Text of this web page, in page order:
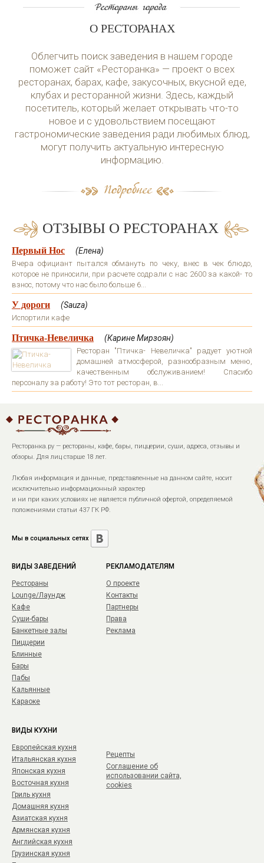
О РЕСТОРАНАХ
Облегчить поиск заведения в нашем городе
поможет сайт «Ресторанка» — проект о всех
ресторанах, барах, кафе, закусочных, вкусной еде,
клубах и ресторанной жизни. Здесь, каждый
посетитель, который желает открывать что-то
новое и с удовольствием посещают
гастрономические заведения ради любимых блюд,
могут получить актуальную интересную
информацию.
ОТЗЫВЫ О РЕСТОРАНАХ
Первый Нос (Елена)
Вчера официант пытался обмануть по чеку, внес в чек блюдо,
которое не приносили, при расчете содрали с нас 2600 за какой- то
взнос, потому что нас было больше 6...
У дороги (Sauza)
Испортили кафе
Птичка-Невеличка (Карине Мирзоян)
Ресторан "Птичка- Невеличка" радует уютной
домашней атмосферой, разнообразным меню,
качественным обслуживанием! Спасибо
персоналу за работу! Это тот ресторан, в...
Ресторанка.ру — рестораны, кафе, бары, пиццерии, суши, адреса, отзывы и
обзоры. Для лиц старше 18 лет.
Любая информация и данные, представленные на данном сайте, носит
исключительно информационный характер
и ни при каких условиях не является публичной офертой, определяемой
положениями статьи 437 ГК РФ.
Мы в социальных сетях
ВИДЫ ЗАВЕДЕНИЙ
Рестораны
Lounge/Лаундж
Кафе
Суши-бары
Банкетные залы
Пиццерии
Блинные
Бары
Пабы
Кальянные
Караоке
РЕКЛАМОДАТЕЛЯМ
О проекте
Контакты
Партнеры
Права
Реклама
ВИДЫ КУХНИ
Европейская кухня
Итальянская кухня
Японская кухня
Восточная кухня
Гриль кухня
Домашняя кухня
Азиатская кухня
Армянская кухня
Английская кухня
Грузинская кухня
Рецепты
Соглашение об
использовании сайта,
cookies